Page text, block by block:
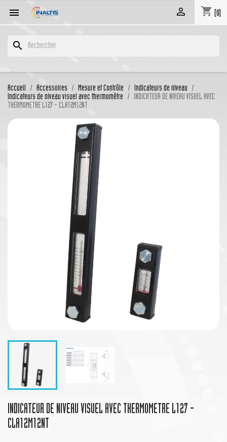
 shopping_cart (0)

search
Accueil Accessoires Mesure et Contrôle
Indicateurs de niveau
Indicateurs de niveau visuel avec thermomètre
INDICATEUR DE NIVEAU VISUEL AVEC
THERMOMETRE L127 - CLA12M12NT
INDICATEUR DE NIVEAU VISUEL AVEC THERMOMETRE L127 -
CLA12M12NT